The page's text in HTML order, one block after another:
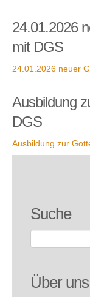
24.01.2026
mit DGS
24.01.2026 neuer
Ausbildung
DGS
Ausbildung zur
Suche
Über uns